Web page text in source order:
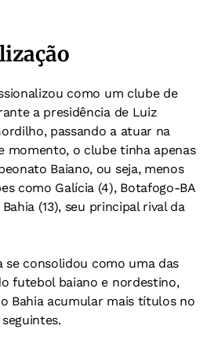
como um clube de
a presidência de Luiz
passando a atuar na
momento, o clube tinha apenas
Baiano, ou seja, menos
como Galícia (4), Botafogo-BA
Bahia (13), seu principal rival da
se consolidou como uma das
futebol baiano e nordestino,
Bahia acumular mais títulos no